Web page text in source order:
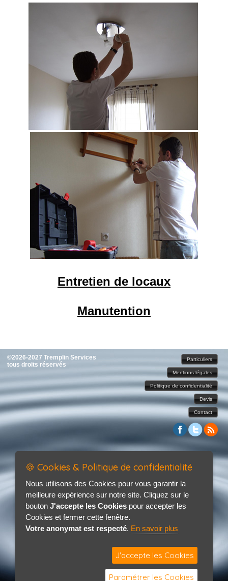
Entretien de locaux
Manutention
©2026-2027 Tremplin Services
tous droits réservés
Particuliers
Mentions légales
Politique de confidentialité
Devis
Contact
🍪 Cookies & Politique de confidentialité
Nous utilisons des Cookies pour vous garantir la
meilleure expérience sur notre site. Cliquez sur le
bouton J'accepte les Cookies pour accepter les
Cookies et fermer cette fenêtre.
Votre anonymat est respecté. En savoir plus
J'accepte les Cookies
Paramétrer les Cookies